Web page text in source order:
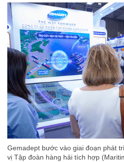
Gemadept bước vào giai đoạn phát
vị Tập đoàn hàng hải tích hợp